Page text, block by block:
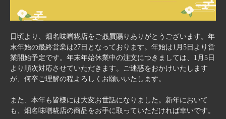
日頃より、畑名味噌糀店をご贔屓賜りありがとうございます。年
末年始の最終営業は27日となっております。年始は1月5日より営
業開始予定です。年末年始休業中の注文につきましては、1月5日
より順次対応させていただきます。ご迷惑をおかけいたします
が、何卒ご理解の程よろしくお願いいたします。
また、本年も皆様には大変お世話になりました。新年において
も、畑名味噌糀店の商品をお手に取っていただければ幸いです。